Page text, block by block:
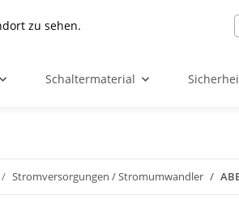
zu sehen.
Schaltermaterial
Stromversorgungen / Stromumwandler